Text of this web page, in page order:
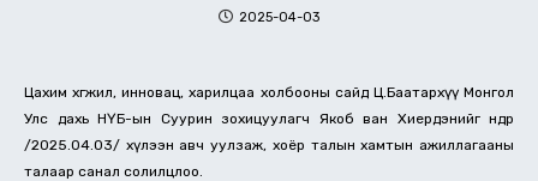
2025-04-03
Цахим хөгжил, инновац, харилцаа холбооны сайд Ц.Баатархүү Монгол
Улс дахь НҮБ-ын Суурин зохицуулагч Якоб ван Хиердэнийг өнөөдөр
/2025.04.03/ хүлээн авч уулзаж, хоёр талын хамтын ажиллагааны
талаар санал солилцлоо.